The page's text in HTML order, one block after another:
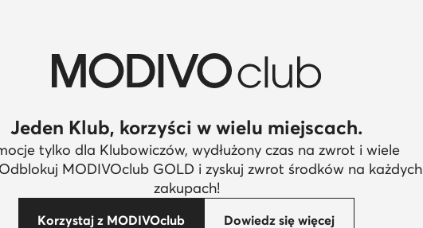
Jeden Klub, korzyści w wielu miejscach.
tylko dla Klubowiczów, wydłużony czas na zwrot i wiele
MODIVOclub GOLD i zyskuj zwrot środków na każdych
zakupach!
Korzystaj z MODIVOclub Dowiedz się więcej